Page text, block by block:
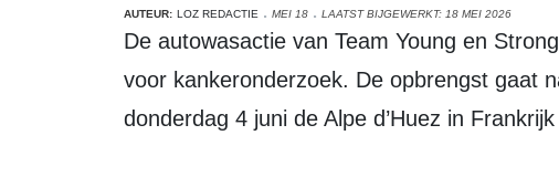
AUTEUR: LOZ REDACTIE MEI 18 LAATST BIJGEWERKT: 18 MEI 2026
De autowasactie van Team Young en Strong heeft zondag 335 euro opgeleverd
voor kankeronderzoek. De opbrengst gaat
donderdag 4 juni de Alpe d’Huez in